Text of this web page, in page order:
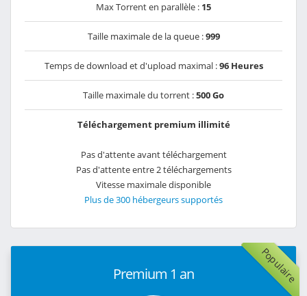
Max Torrent en parallèle : 15
Taille maximale de la queue :999
Temps de download et d'upload maximal :96 Heures
Taille maximale du torrent :500 Go
Téléchargement premium illimité
Pas d'attente avant téléchargement
Pas d'attente entre 2 téléchargements
Vitesse maximale disponible
Plus de 300 hébergeurs supportés
Populaire
Premium 1 an